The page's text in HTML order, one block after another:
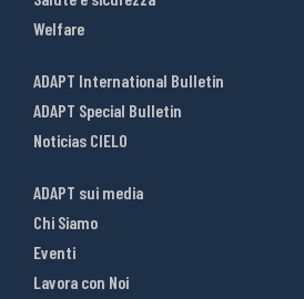
Welfare
ADAPT International Bulletin
ADAPT Special Bulletin
Noticias CIELO
ADAPT sui media
Chi Siamo
Eventi
Lavora con Noi